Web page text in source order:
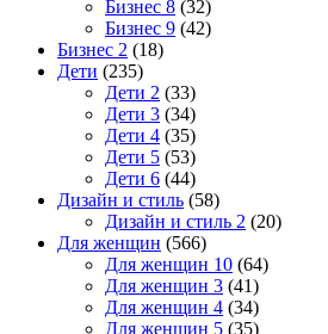
Бизнес 8 (32)
Бизнес 9 (42)
Бизнес 2 (18)
Дети (235)
Дети 2 (33)
Дети 3 (34)
Дети 4 (35)
Дети 5 (53)
Дети 6 (44)
Дизайн и стиль (58)
Дизайн и стиль 2 (20)
Для женщин (566)
Для женщин 10 (64)
Для женщин 3 (41)
Для женщин 4 (34)
Для женщин 5 (35)